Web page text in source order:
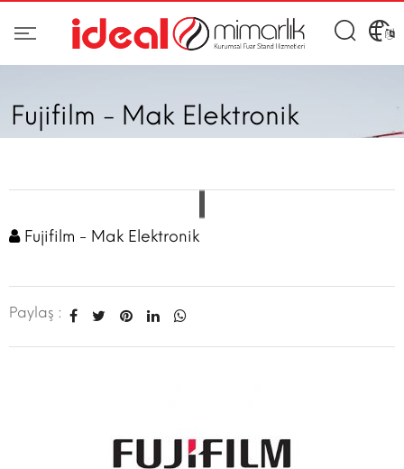
Fujifilm - Mak Elektronik
Fujifilm - Mak Elektronik
Paylaş :